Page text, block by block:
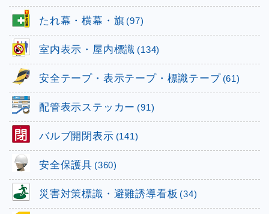
たれ幕・横幕・旗 (97)
室内表示・屋内標識 (134)
安全テープ・表示テープ・標識テープ (61)
配管表示ステッカー (91)
バルブ開閉表示 (141)
安全保護具 (360)
災害対策標識・避難誘導看板 (34)